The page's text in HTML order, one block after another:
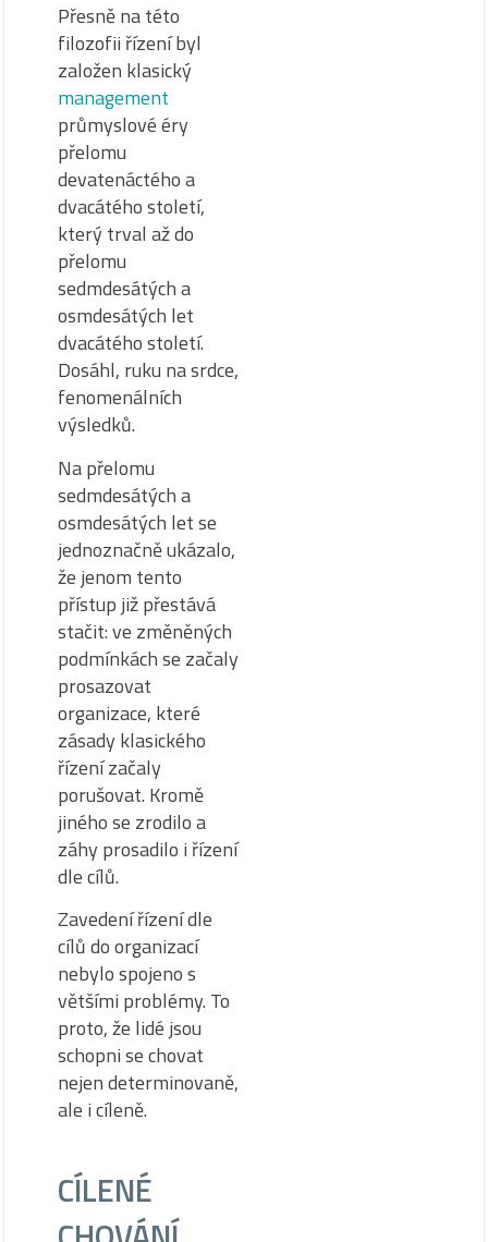
Přesně na této
filozofii řízení byl
založen klasický
management
průmyslové éry
přelomu
devatenáctého a
dvacátého století,
který trval až do
přelomu
sedmdesátých a
osmdesátých let
dvacátého století.
Dosáhl, ruku na srdce,
fenomenálních
výsledků.
Na přelomu
sedmdesátých a
osmdesátých let se
jednoznačně ukázalo,
že jenom tento
přístup již přestává
stačit: ve změněných
podmínkách se začaly
prosazovat
organizace, které
zásady klasického
řízení začaly
porušovat. Kromě
jiného se zrodilo a
záhy prosadilo i řízení
dle cílů.
Zavedení řízení dle
cílů do organizací
nebylo spojeno s
většími problémy. To
proto, že lidé jsou
schopni se chovat
nejen determinovaně,
ale i cíleně.
CÍLENÉ